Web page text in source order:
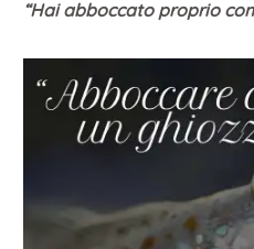
“Hai abboccato proprio